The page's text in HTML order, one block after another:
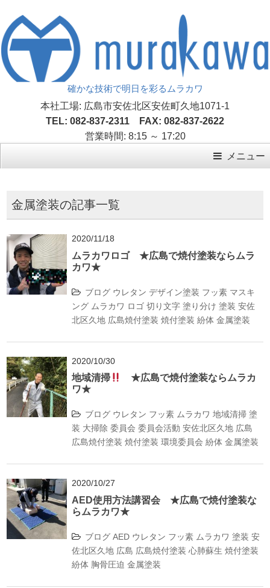
確かな技術で明日を彩るムラカワ
本社工場: 広島市安佐北区安佐町久地1071-1
TEL: 082-837-2311 FAX: 082-837-2622
営業時間: 8:15 ～ 17:20
メニュー
金属塗装の記事一覧
2020/11/18
ムラカワロゴ ★広島で焼付塗装ならムラ
カワ★
ブログ ウレタン デザイン塗装 フッ素 マスキ
ング ムラカワ ロゴ 切り文字 塗り分け 塗装 安佐
北区久地 広島焼付塗装 焼付塗装 紛体 金属塗装
2020/10/30
地域清掃
★広島で焼付塗装ならムラカ
ワ★
ブログ ウレタン フッ素 ムラカワ 地域清掃 塗
装 大掃除 委員会 委員会活動 安佐北区久地 広島
広島焼付塗装 焼付塗装 環境委員会 紛体 金属塗装
2020/10/27
AED使用方法講習会 ★広島で焼付塗装な
らムラカワ★
ブログ AED ウレタン フッ素 ムラカワ 塗装 安
佐北区久地 広島 広島焼付塗装 心肺蘇生 焼付塗装
紛体 胸骨圧迫 金属塗装